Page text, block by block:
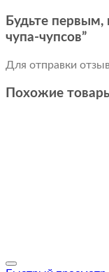
Будьте первым,
чупа-чупсов”
Для отправки
Похожие